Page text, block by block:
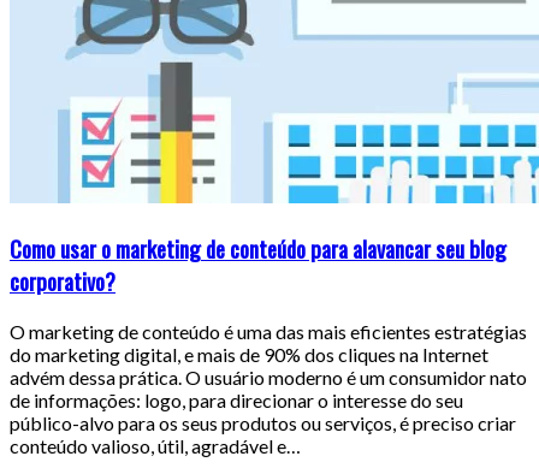
Como usar o marketing de conteúdo para alavancar seu blog
corporativo?
O marketing de conteúdo é uma das mais eficientes estratégias
do marketing digital, e mais de 90% dos cliques na Internet
advém dessa prática. O usuário moderno é um consumidor nato
de informações: logo, para direcionar o interesse do seu
público-alvo para os seus produtos ou serviços, é preciso criar
conteúdo valioso, útil, agradável e…